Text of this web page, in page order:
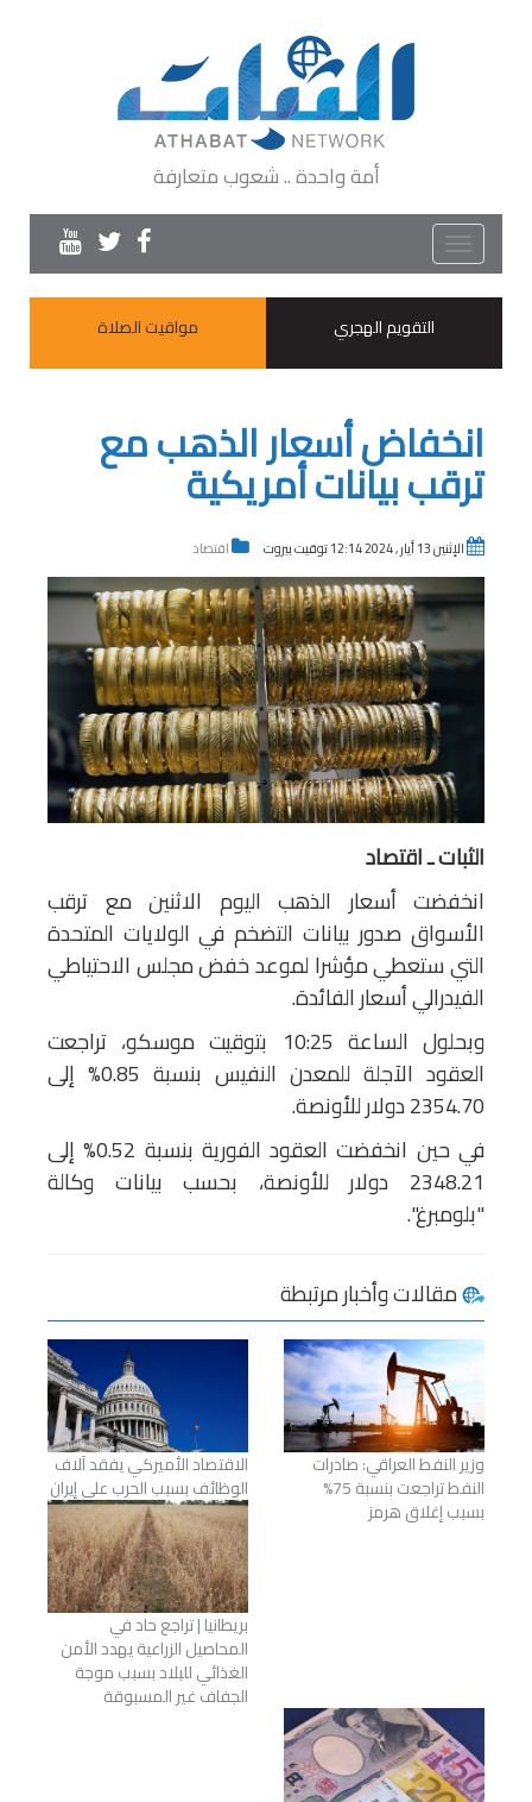
أمة واحدة .. شعوب متعارفة
Toggle
navigation
التقويم الهجري
مواقيت الصلاة
انخفاض أسعار الذهب مع
ترقب بيانات أمريكية
الإثنين 13 أيار , 2024 12:14 توقيت بيروت اقتصاد
الثبات ـ اقتصاد
انخفضت أسعار الذهب اليوم الاثنين مع ترقب
الأسواق صدور بيانات التضخم في الولايات المتحدة
التي ستعطي مؤشرا لموعد خفض مجلس الاحتياطي
الفيدرالي أسعار الفائدة.
وبحلول الساعة 10:25 بتوقيت موسكو، تراجعت
العقود الآجلة للمعدن النفيس بنسبة 0.85% إلى
2354.70 دولار للأونصة.
في حين انخفضت العقود الفورية بنسبة 0.52% إلى
2348.21 دولار للأونصة، بحسب بيانات وكالة
"بلومبرغ".
مقالات وأخبار مرتبطة
وزير النفط العراقي: صادرات
النفط تراجعت بنسبة 75%
بسبب إغلاق هرمز
الاقتصاد الأميركي يفقد آلاف
الوظائف بسبب الحرب على إيران
بريطانيا | تراجع حاد في
المحاصيل الزراعية يهدد الأمن
الغذائي للبلاد بسبب موجة
الجفاف غير المسبوقة